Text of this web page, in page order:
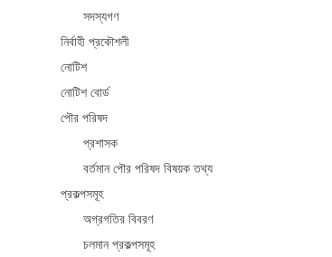
সদস্যগণ
নির্বাহী প্রকৌশলী
নোটিশ
নোটিশ বোর্ড
পৌর পরিষদ
প্রশাসক
বর্তমান পৌর পরিষদ বিষয়ক তথ্য
প্রকল্পসমূহ
অগ্রগতির বিবরণ
চলমান প্রকল্পসমূহ